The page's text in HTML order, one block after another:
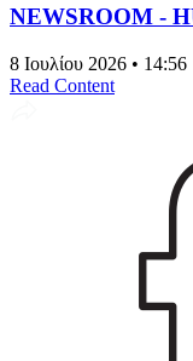
NEWSROOM -
8 Ιουλίου 2026 • 14:56
Read Content